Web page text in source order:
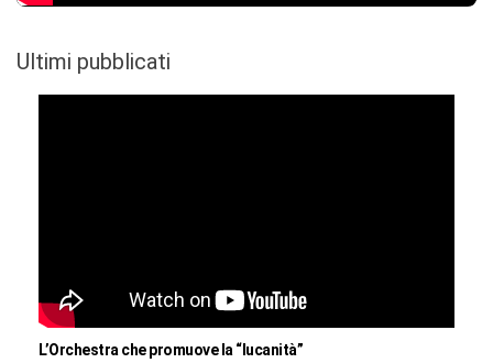
Ultimi pubblicati
L’Orchestra che promuove la “lucanità”